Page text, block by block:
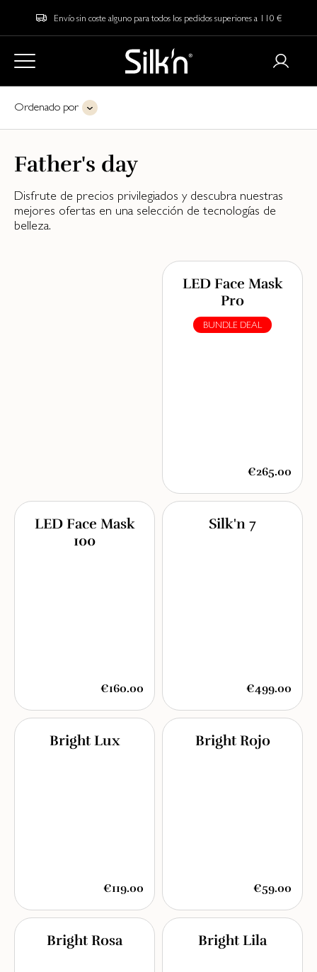
Envío sin coste alguno para todos los pedidos superiores a 110 €
Ordenado por
Father's day
Disfrute de precios privilegiados y descubra nuestras
mejores ofertas en una selección de tecnologías de
belleza.
LED Face Mask
Pro
BUNDLE DEAL
€265.00
LED Face Mask
100
€160.00
Silk'n 7
€499.00
Bright Lux
€119.00
Bright Rojo
€59.00
Bright Rosa Bright Lila